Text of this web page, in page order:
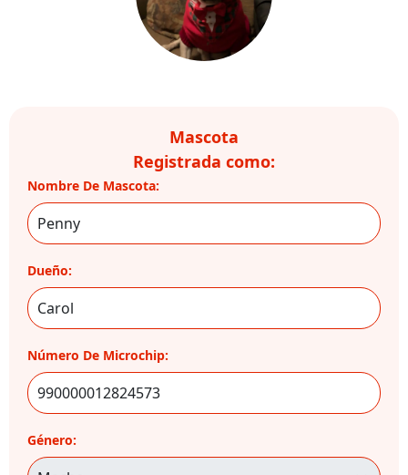
Mascota
Registrada como:
Nombre De Mascota:
Dueño:
Número De Microchip:
Género: